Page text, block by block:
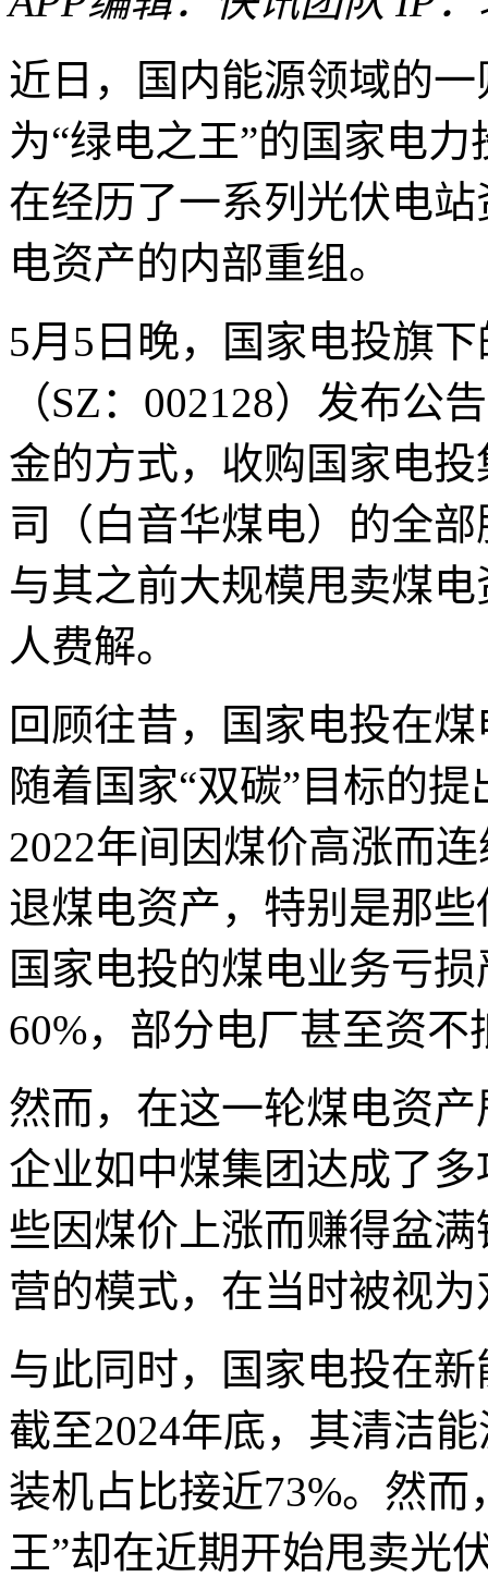
近日，国内能源领域的
为“绿电之王”的国家电
在经历了一系列光伏电
电资产的内部重组。
5月5日晚，国家电投旗
（SZ：002128）发布公
金的方式，收购国家电
司（白音华煤电）的全
与其之前大规模甩卖煤
人费解。
回顾往昔，国家电投在
随着国家“双碳”目标的
2022年间因煤价高涨而
退煤电资产，特别是那
国家电投的煤电业务亏
60%，部分电厂甚至资不
然而，在这一轮煤电资
企业如中煤集团达成了
些因煤价上涨而赚得盆
营的模式，在当时被视
与此同时，国家电投在
截至2024年底，其清洁
装机占比接近73%。然
王”却在近期开始甩卖光